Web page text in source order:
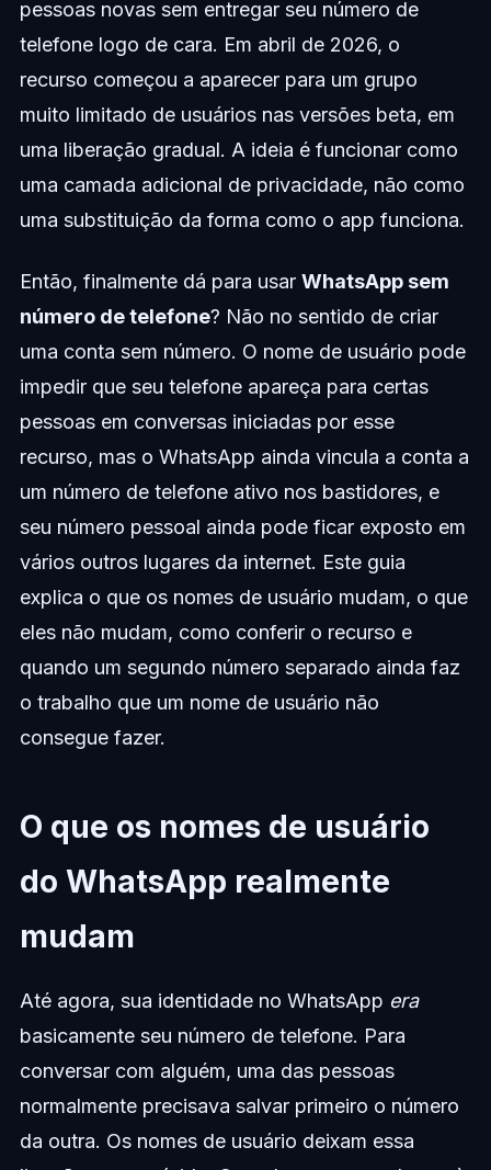
pessoas novas sem entregar seu número de
telefone logo de cara. Em abril de 2026, o
recurso começou a aparecer para um grupo
muito limitado de usuários nas versões beta, em
uma liberação gradual. A ideia é funcionar como
uma camada adicional de privacidade, não como
uma substituição da forma como o app funciona.
Então, finalmente dá para usar WhatsApp sem
número de telefone? Não no sentido de criar
uma conta sem número. O nome de usuário pode
impedir que seu telefone apareça para certas
pessoas em conversas iniciadas por esse
recurso, mas o WhatsApp ainda vincula a conta a
um número de telefone ativo nos bastidores, e
seu número pessoal ainda pode ficar exposto em
vários outros lugares da internet. Este guia
explica o que os nomes de usuário mudam, o que
eles não mudam, como conferir o recurso e
quando um segundo número separado ainda faz
o trabalho que um nome de usuário não
consegue fazer.
O que os nomes de usuário
do WhatsApp realmente
mudam
Até agora, sua identidade no WhatsApp era
basicamente seu número de telefone. Para
conversar com alguém, uma das pessoas
normalmente precisava salvar primeiro o número
da outra. Os nomes de usuário deixam essa